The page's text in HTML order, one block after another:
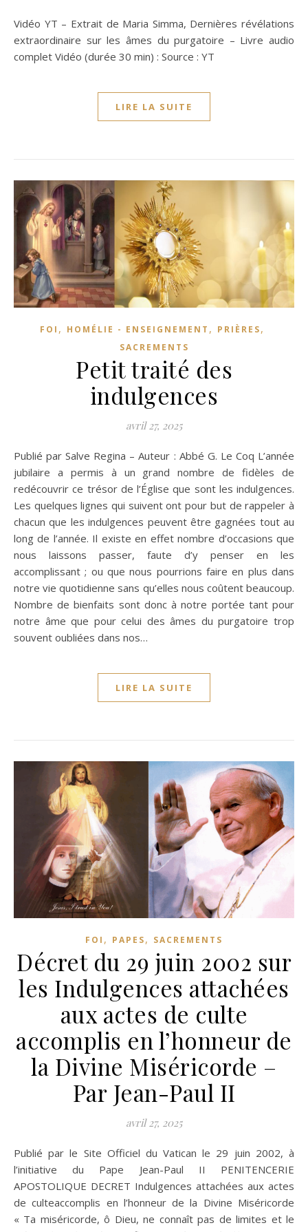
Vidéo YT – Extrait de Maria Simma, Dernières révélations
extraordinaire sur les âmes du purgatoire – Livre audio
complet Vidéo (durée 30 min) : Source : YT
LIRE LA SUITE
FOI , HOMÉLIE - ENSEIGNEMENT , PRIÈRES,
SACREMENTS
Petit traité des
indulgences
avril 27, 2025
Publié par Salve Regina – Auteur : Abbé G. Le Coq L’année
jubilaire a permis à un grand nombre de fidèles de
redécouvrir ce trésor de l’Église que sont les indulgences.
Les quelques lignes qui suivent ont pour but de rappeler à
chacun que les indulgences peuvent être gagnées tout au
long de l’année. Il existe en effet nombre d’occasions que
nous laissons passer, faute d’y penser en les
accomplissant ; ou que nous pourrions faire en plus dans
notre vie quotidienne sans qu’elles nous coûtent beaucoup.
Nombre de bienfaits sont donc à notre portée tant pour
notre âme que pour celui des âmes du purgatoire trop
souvent oubliées dans nos…
LIRE LA SUITE
FOI , PAPES, SACREMENTS
Décret du 29 juin 2002 sur
les Indulgences attachées
aux actes de culte
accomplis en l’honneur de
la Divine Miséricorde –
Par Jean-Paul II
avril 27, 2025
Publié par le Site Officiel du Vatican le 29 juin 2002, à
l’initiative du Pape Jean-Paul II PENITENCERIE
APOSTOLIQUE DECRET Indulgences attachées aux actes
de culteaccomplis en l’honneur de la Divine Miséricorde
« Ta miséricorde, ô Dieu, ne connaît pas de limites et le